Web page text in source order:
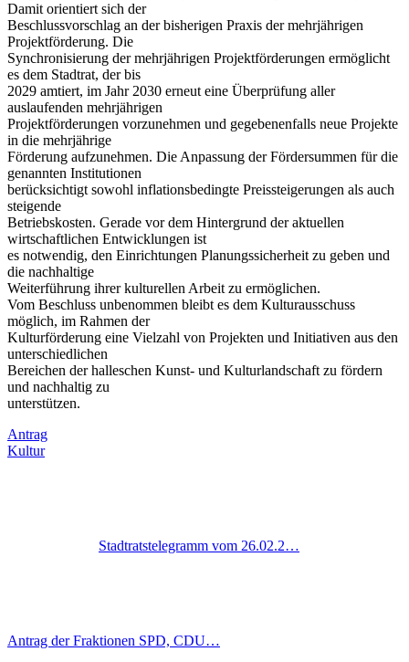
Damit orientiert sich der
Beschlussvorschlag an der bisherigen Praxis der mehrjährigen
Projektförderung. Die
Synchronisierung der mehrjährigen Projektförderungen ermöglicht
es dem Stadtrat, der bis
2029 amtiert, im Jahr 2030 erneut eine Überprüfung aller
auslaufenden mehrjährigen
Projektförderungen vorzunehmen und gegebenenfalls neue Projekte
in die mehrjährige
Förderung aufzunehmen. Die Anpassung der Fördersummen für die
genannten Institutionen
berücksichtigt sowohl inflationsbedingte Preissteigerungen als auch
steigende
Betriebskosten. Gerade vor dem Hintergrund der aktuellen
wirtschaftlichen Entwicklungen ist
es notwendig, den Einrichtungen Planungssicherheit zu geben und
die nachhaltige
Weiterführung ihrer kulturellen Arbeit zu ermöglichen.
Vom Beschluss unbenommen bleibt es dem Kulturausschuss
möglich, im Rahmen der
Kulturförderung eine Vielzahl von Projekten und Initiativen aus den
unterschiedlichen
Bereichen der halleschen Kunst- und Kulturlandschaft zu fördern
und nachhaltig zu
unterstützen.
Antrag
Kultur
Stadtratstelegramm vom 26.02.2…
Antrag der Fraktionen SPD, CDU…